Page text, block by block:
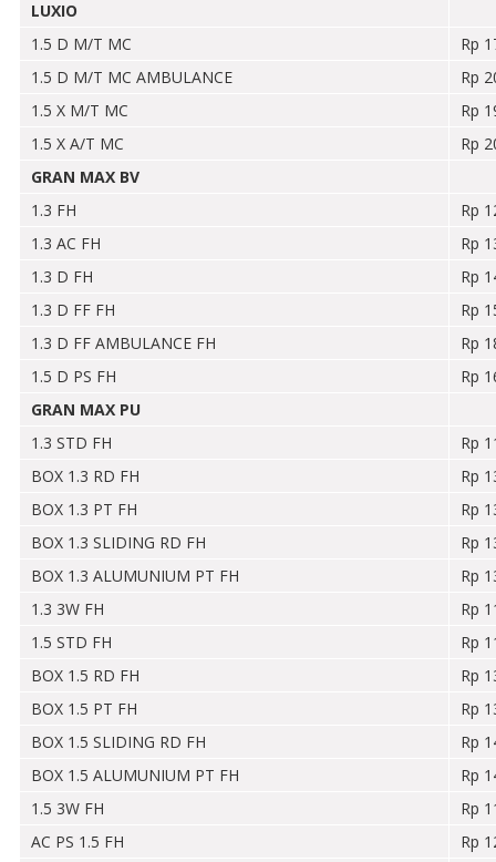
LUXIO
1.5 D M/T MC
Rp
1.5 D M/T MC AMBULANCE
Rp
1.5 X M/T MC
Rp
1.5 X A/T MC
Rp
GRAN MAX BV
1.3 FH
Rp
1.3 AC FH
Rp
1.3 D FH
Rp
1.3 D FF FH
Rp
1.3 D FF AMBULANCE FH
Rp
1.5 D PS FH
Rp
GRAN MAX PU
1.3 STD FH
Rp
BOX 1.3 RD FH
Rp
BOX 1.3 PT FH
Rp
BOX 1.3 SLIDING RD FH
Rp
BOX 1.3 ALUMUNIUM PT FH
Rp
1.3 3W FH
Rp
1.5 STD FH
Rp
BOX 1.5 RD FH
Rp
BOX 1.5 PT FH
Rp
BOX 1.5 SLIDING RD FH
Rp
BOX 1.5 ALUMUNIUM PT FH
Rp
1.5 3W FH
Rp
AC PS 1.5 FH
Rp